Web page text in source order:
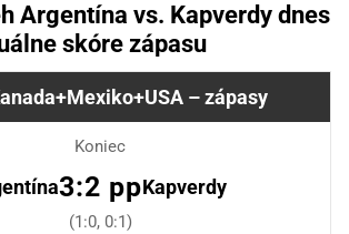
Argentína vs. Kapverdy dnes
skóre zápasu
– zápasy
Koniec
3:2 ppKapverdy
(1:0, 0:1)